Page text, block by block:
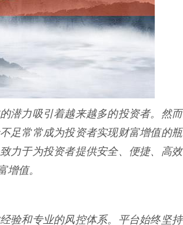
潜力吸引着越来越多的投资者。然而
足常常成为投资者实现财富增值的瓶
力于为投资者提供安全、便捷、高效
增值。
验和专业的风控体系。平台始终坚持